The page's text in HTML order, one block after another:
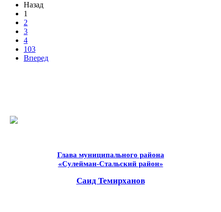
Назад
1
2
3
4
103
Вперед
Глава муниципального района
«Сулейман-Стальский район»
Саид Темирханов